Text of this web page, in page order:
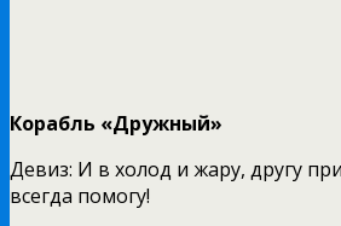
Корабль «Дружный»
Девиз: И в холод и жару, другу
всегда помогу!